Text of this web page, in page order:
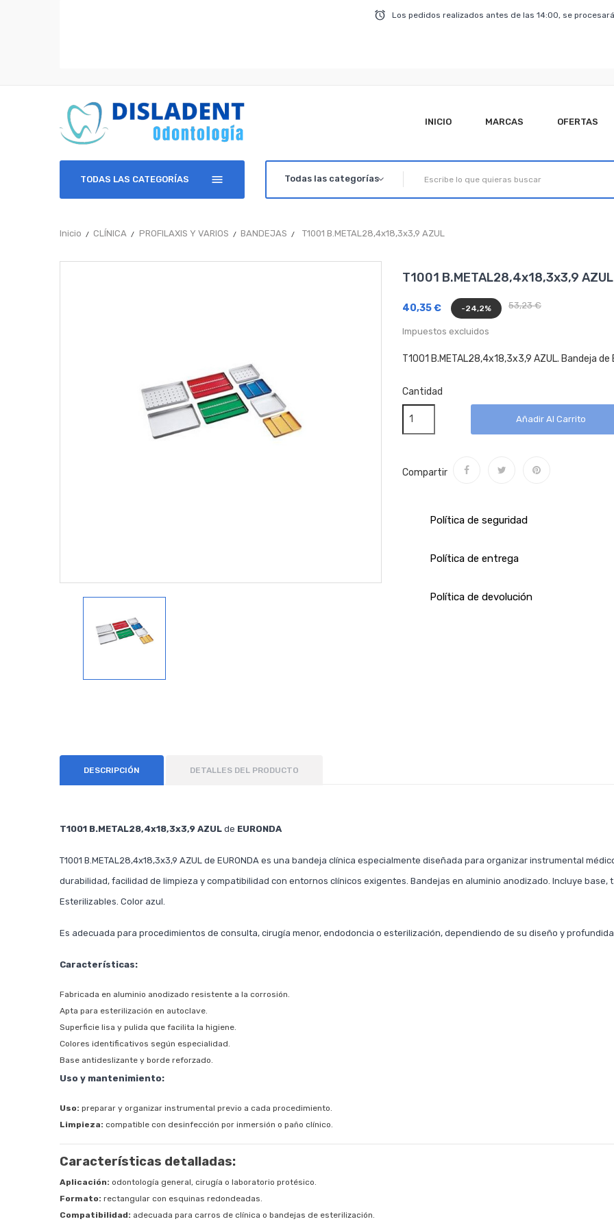
Los pedidos realizados antes de las 14:00, se
INICIO MARCAS OFERTAS
TODAS LAS CATEGORÍAS
Inicio CLÍNICA PROFILAXIS Y VARIOS BANDEJAS T1001 B.METAL28,4x18,3x3,9 AZUL
T1001 B.METAL28,4x18,3x3,9 AZUL
53,23 €
40,35 € -24,2%
Impuestos excluidos
T1001 B.METAL28,4x18,3x3,9 AZUL. Bandeja
Cantidad
Añadir Al Carrito
Compartir
Política de seguridad
Política de entrega
Política de devolución
DESCRIPCIÓN DETALLES DEL PRODUCTO
T1001 B.METAL28,4x18,3x3,9 AZUL de EURONDA
T1001 B.METAL28,4x18,3x3,9 AZUL de EURONDA es una bandeja clínica especialmente diseñada para organizar instrumental
durabilidad, facilidad de limpieza y compatibilidad con entornos clínicos exigentes. Bandejas en aluminio anodizado. Incluye base,
Esterilizables. Color azul.
Es adecuada para procedimientos de consulta, cirugía menor, endodoncia o esterilización, dependiendo de su diseño y
Características:
Fabricada en aluminio anodizado resistente a la corrosión.
Apta para esterilización en autoclave.
Superficie lisa y pulida que facilita la higiene.
Colores identificativos según especialidad.
Base antideslizante y borde reforzado.
Uso y mantenimiento:
Uso: preparar y organizar instrumental previo a cada procedimiento.
Limpieza: compatible con desinfección por inmersión o paño clínico.
Características detalladas:
Aplicación: odontología general, cirugía o laboratorio protésico.
Formato: rectangular con esquinas redondeadas.
Compatibilidad: adecuada para carros de clínica o bandejas de esterilización.